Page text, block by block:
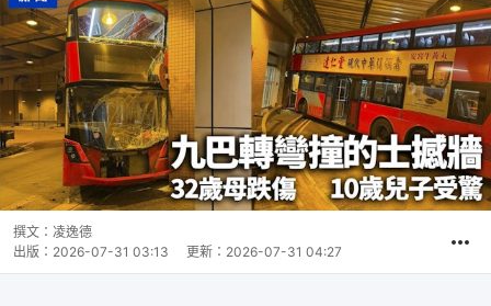
撰文： 凌逸德
出版： 2026-07-31 03:13 更新： 2026-07-31 04:27